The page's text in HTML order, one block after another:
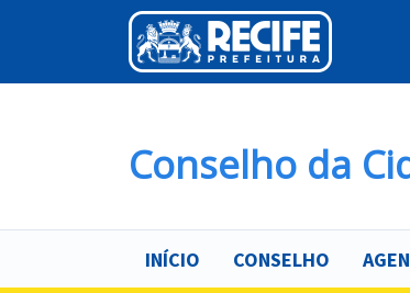
conteúdo
Conselho da
INÍCIO CONSELHO